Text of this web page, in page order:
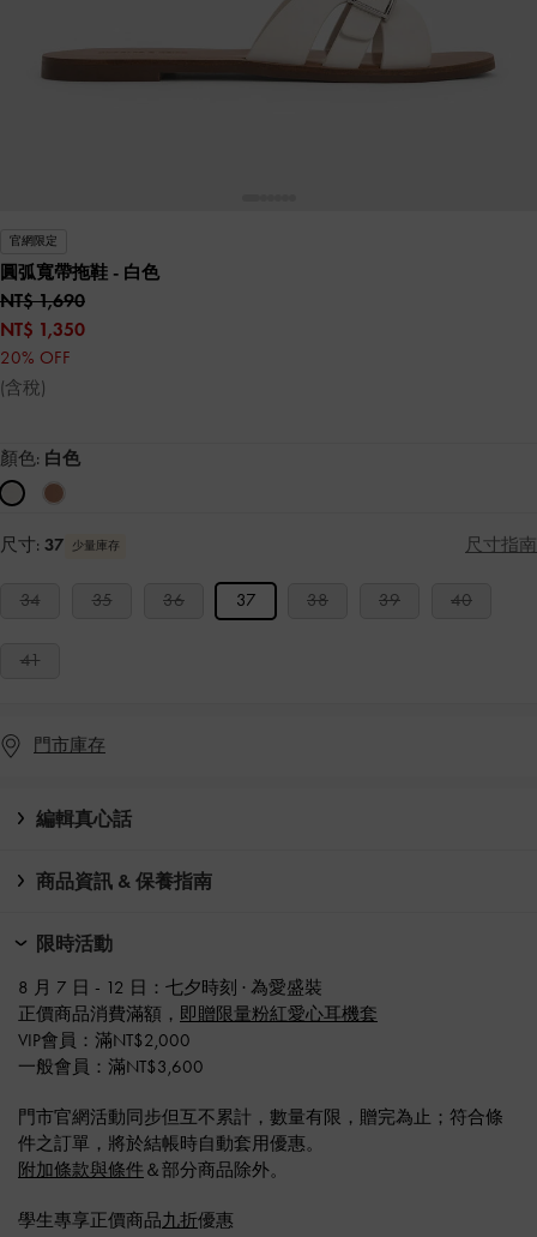
官網限定
圓弧寬帶拖鞋 - 白色
NT$ 1,690
NT$ 1,350
20% OFF
(含稅)
顏色: 白色
尺寸: 37 少量庫存 尺寸指南
34 35 36 37 38 39 40
41
門市庫存
編輯真心話
商品資訊 & 保養指南
限時活動
8 月 7 日 - 12 日：七夕時刻 · 為愛盛裝​
正價商品消費滿額， 即贈限量粉紅愛心耳機套
VIP會員：滿NT$2,000
一般會員：滿NT$3,600
門市官網活動同步但互不累計，數量有限，贈完為止；符合條
件之訂單，將於結帳時自動套用優惠。
附加條款與條件 ＆部分商品除外。
學生專享正價商品九折優惠